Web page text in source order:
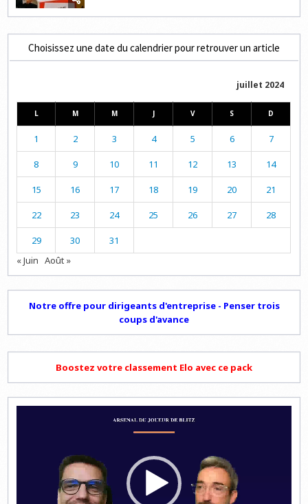
Choisissez une date du calendrier pour retrouver un article
juillet 2024
L M M J V S D
1 2 3 4 5 6 7
8 9 10 11 12 13 14
15 16 17 18 19 20 21
22 23 24 25 26 27 28
29 30
31
« Juin Août »
Notre offre pour dirigeants d'entreprise - Penser trois
coups d'avance
Boostez votre classement Elo avec ce pack